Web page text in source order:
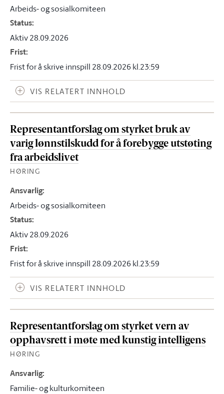
Arbeids- og sosialkomiteen
Status:
Aktiv 28.09.2026
Frist:
Frist for å skrive innspill 28.09.2026 kl.23:59
VIS RELATERT INNHOLD
Representantforslag om styrket bruk av
varig lønnstilskudd for å forebygge utstøting
fra arbeidslivet
HØRING
Ansvarlig:
Arbeids- og sosialkomiteen
Status:
Aktiv 28.09.2026
Frist:
Frist for å skrive innspill 28.09.2026 kl.23:59
VIS RELATERT INNHOLD
Representantforslag om styrket vern av
opphavsrett i møte med kunstig intelligens
HØRING
Ansvarlig:
Familie- og kulturkomiteen